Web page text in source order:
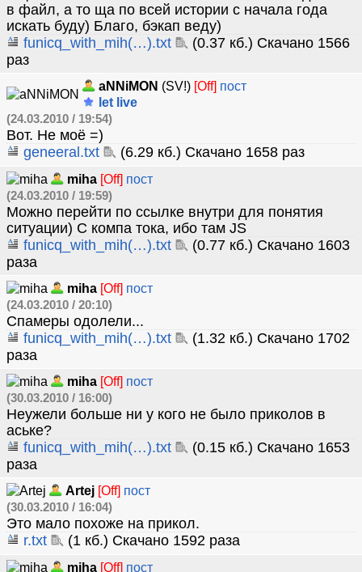
в файл, а то ща по всей истории с начала года
искать буду) Благо, бэкап веду)
funicq_with_mih(…).txt
(0.37 кб.) Скачано 1566
раз
aNNiMON (SV!) [Off] пост
let live
(24.03.2010 / 19:54)
Вот. Не моё =)
geneeral.txt
(6.29 кб.) Скачано 1658 раз
miha [Off] пост
(24.03.2010 / 19:59)
Можно перейти по ссылке внутри для понятия
ситуации) С компа тока, ибо там JS
funicq_with_mih(…).txt
(0.77 кб.) Скачано 1603
раза
miha [Off] пост
(24.03.2010 / 20:10)
Спамеры одолели...
funicq_with_mih(…).txt
(1.32 кб.) Скачано 1702
раза
miha [Off] пост
(30.03.2010 / 16:00)
Неужели больше ни у кого не было приколов в
аське?
funicq_with_mih(…).txt
(0.15 кб.) Скачано 1653
раза
Artej [Off] пост
(30.03.2010 / 16:04)
Это мало похоже на прикол.
r.txt
(1 кб.) Скачано 1592 раза
miha [Off] пост